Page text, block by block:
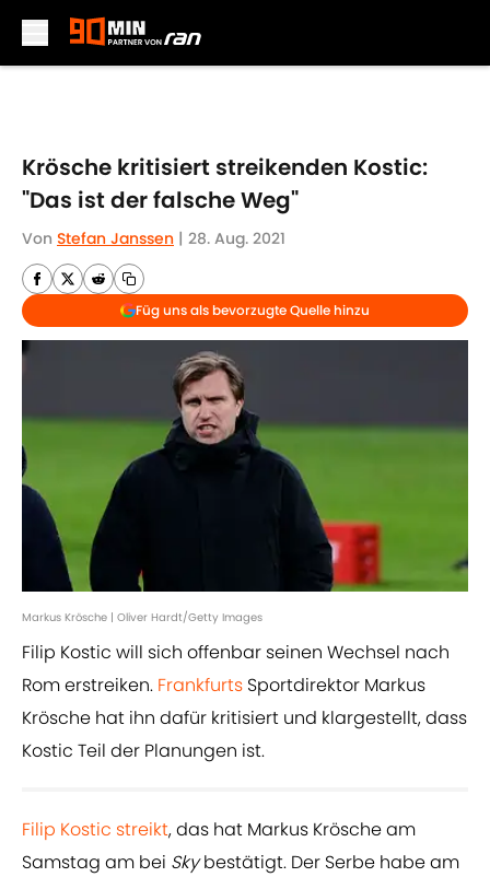
Krösche kritisiert streikenden Kostic:
"Das ist der falsche Weg"
Von Stefan Janssen | 28. Aug. 2021
Füg uns als bevorzugte Quelle hinzu
Markus Krösche | Oliver Hardt/Getty Images
Filip Kostic will sich offenbar seinen Wechsel nach
Rom erstreiken. Frankfurts Sportdirektor Markus
Krösche hat ihn dafür kritisiert und klargestellt, dass
Kostic Teil der Planungen ist.
Filip Kostic streikt, das hat Markus Krösche am
Samstag am bei Skybestätigt. Der Serbe habe am